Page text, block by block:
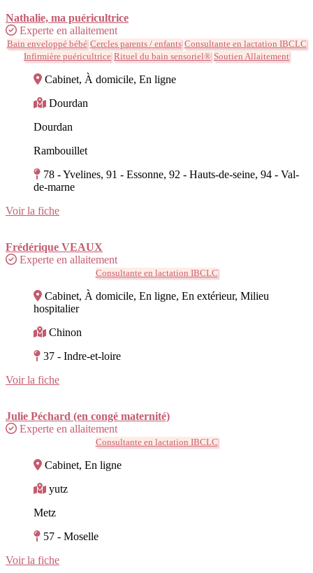
Nathalie, ma puéricultrice
Experte en allaitement
Bain enveloppé bébé Cercles parents / enfants Consultante en lactation IBCLC
Infirmière puéricultrice Rituel du bain sensoriel® Soutien Allaitement
Cabinet, À domicile, En ligne
Dourdan
Dourdan
Rambouillet
78 - Yvelines, 91 - Essonne, 92 - Hauts-de-seine, 94 - Val-
de-marne
Voir la fiche
Frédérique VEAUX
Experte en allaitement
Consultante en lactation IBCLC
Cabinet, À domicile, En ligne, En extérieur, Milieu
hospitalier
Chinon
37 - Indre-et-loire
Voir la fiche
Julie Péchard (en congé maternité)
Experte en allaitement
Consultante en lactation IBCLC
Cabinet, En ligne
yutz
Metz
57 - Moselle
Voir la fiche